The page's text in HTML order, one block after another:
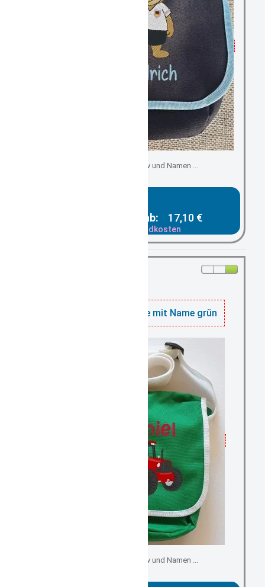
individuell mit Motiv und Namen ...
Gesamtpreis ab: 17,10 €
zzgl. Versandkosten
Kindergartentasche mit Name grün
individuell mit Motiv und Namen ...